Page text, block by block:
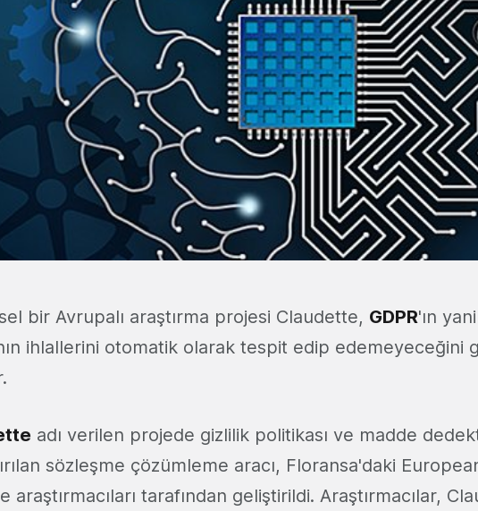
bir Avrupalı ​​araştırma projesi Claudette, GDPR'ın
ihlallerini otomatik olarak tespit edip edemeyeceğini
adı verilen projede gizlilik politikası ve madde
sözleşme çözümleme aracı, Floransa'daki
araştırmacıları tarafından geliştirildi. Araştırmacılar,